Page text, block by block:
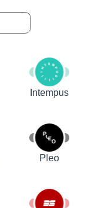
Intempus
Pleo